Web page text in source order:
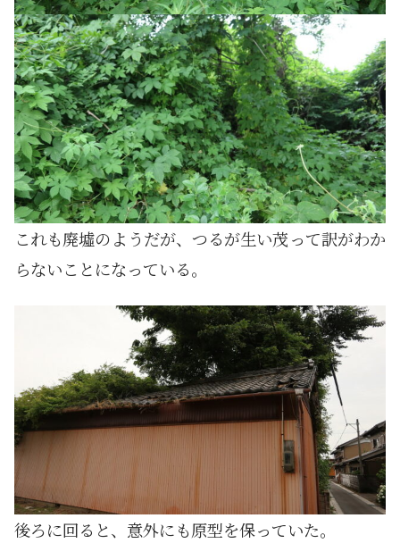
これも廃墟のようだが、つるが生い茂って訳がわか
らないことになっている。
後ろに回ると、意外にも原型を保っていた。